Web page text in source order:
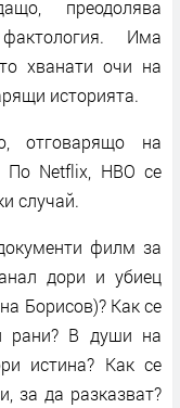
преодолява
Има
хванати очи на
историята.
отговарящо на
По Netflix, HBO се
случай.
филм за
дори и убиец
Борисов)? Как се
рани? В души на
истина? Как се
за да разказват?